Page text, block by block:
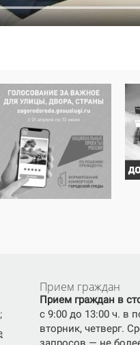
Прием граждан
Прием граждан в
с 9:00 до 13:00 ч. в
вторник, четверг.